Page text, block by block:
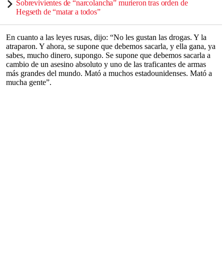
Sobrevivientes de “narcolancha” murieron tras orden de
Hegseth de “matar a todos”
En cuanto a las leyes rusas, dijo: “No les gustan las drogas. Y la
atraparon. Y ahora, se supone que debemos sacarla, y ella gana, ya
sabes, mucho dinero, supongo. Se supone que debemos sacarla a
cambio de un asesino absoluto y uno de las traficantes de armas
más grandes del mundo. Mató a muchos estadounidenses. Mató a
mucha gente”.